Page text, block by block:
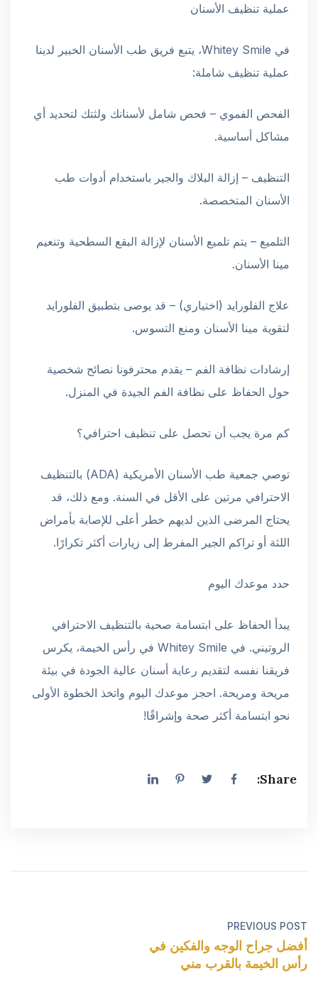
عملية تنظيف الأسنان
في Whitey Smile، يتبع فريق طب الأسنان الخبير لدينا
عملية تنظيف شاملة:
الفحص الفموي – فحص شامل لأسنانك ولثتك لتحديد أي
مشاكل أساسية.
التنظيف – إزالة البلاك والجير باستخدام أدوات طب
الأسنان المتخصصة.
التلميع – يتم تلميع الأسنان لإزالة البقع السطحية وتنعيم
مينا الأسنان.
علاج الفلورايد (اختياري) – قد يوصى بتطبيق الفلورايد
لتقوية مينا الأسنان ومنع التسوس.
إرشادات نظافة الفم – يقدم محترفونا نصائح شخصية
حول الحفاظ على نظافة الفم الجيدة في المنزل.
كم مرة يجب أن تحصل على تنظيف احترافي؟
توصي جمعية طب الأسنان الأمريكية (ADA) بالتنظيف
الاحترافي مرتين على الأقل في السنة. ومع ذلك، قد
يحتاج المرضى الذين لديهم خطر أعلى للإصابة بأمراض
اللثة أو تراكم الجير المفرط إلى زيارات أكثر تكرارًا.
حدد موعدك اليوم
يبدأ الحفاظ على ابتسامة صحية بالتنظيف الاحترافي
الروتيني. في Whitey Smile في رأس الخيمة، يكرس
فريقنا نفسه لتقديم رعاية أسنان عالية الجودة في بيئة
مريحة ومريحة. احجز موعدك اليوم واتخذ الخطوة الأولى
نحو ابتسامة أكثر صحة وإشراقًا!
Share:
PREVIOUS POST
أفضل جراح الوجه والفكين في
رأس الخيمة بالقرب مني